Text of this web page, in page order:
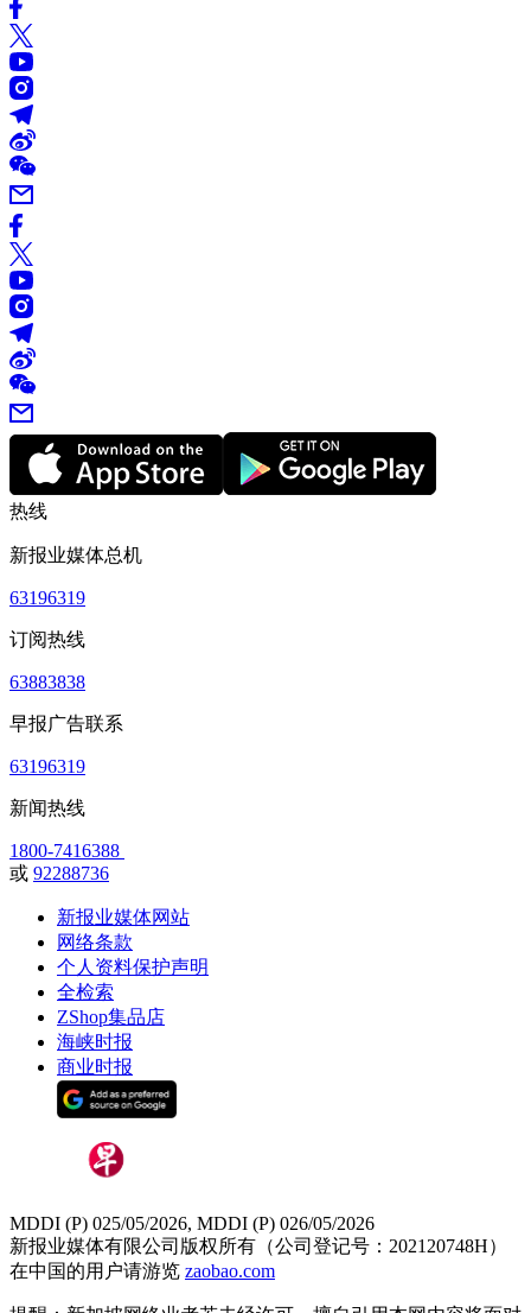
热线
新报业媒体总机
63196319
订阅热线
63883838
早报广告联系
63196319
新闻热线
1800-7416388
或 92288736
新报业媒体网站
网络条款
个人资料保护声明
全检索
ZShop集品店
海峡时报
商业时报
MDDI (P) 025/05/2026, MDDI (P) 026/05/2026
新报业媒体有限公司版权所有（公司登记号：202120748H）
在中国的用户请游览 zaobao.com